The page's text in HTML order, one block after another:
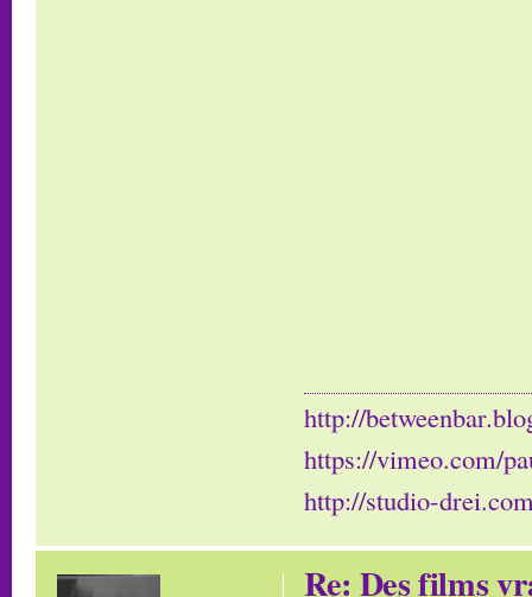
http://
https://vimeo.com/
http://studio-
Re: Des films